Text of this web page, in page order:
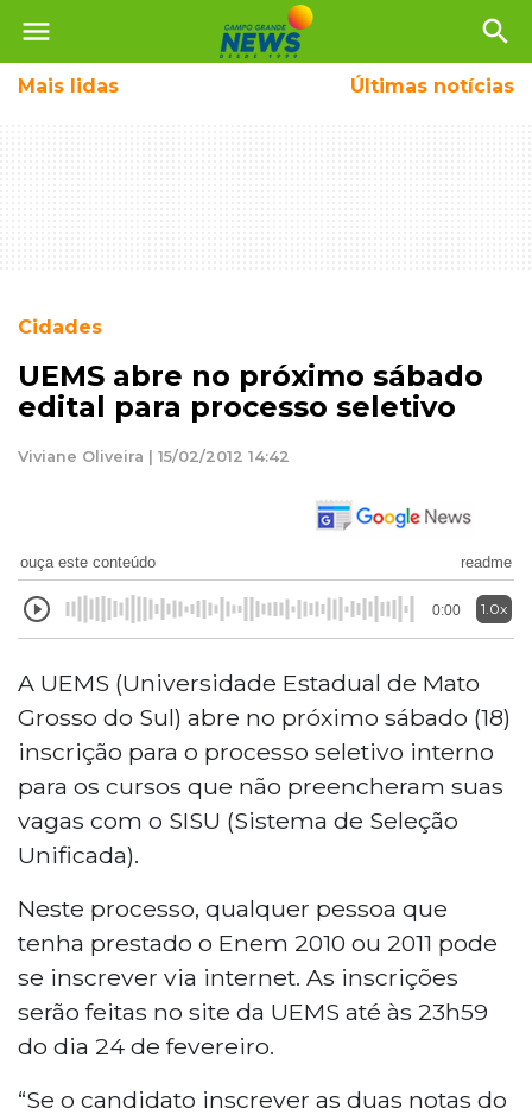
menu search
Mais lidas Últimas notícias
Cidades
UEMS abre no próximo sábado
edital para processo seletivo
Viviane Oliveira | 15/02/2012 14:42
ouça este conteúdo readme
0:00 1.0x
A UEMS (Universidade Estadual de Mato
Grosso do Sul) abre no próximo sábado (18)
inscrição para o processo seletivo interno
para os cursos que não preencheram suas
vagas com o SISU (Sistema de Seleção
Unificada).
Neste processo, qualquer pessoa que
tenha prestado o Enem 2010 ou 2011 pode
se inscrever via internet. As inscrições
serão feitas no site da UEMS até às 23h59
do dia 24 de fevereiro.
“Se o candidato inscrever as duas notas do